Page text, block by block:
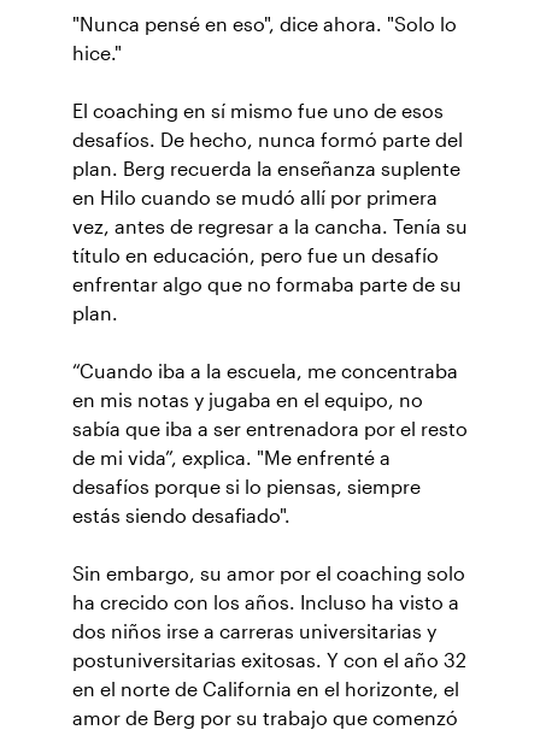
"Nunca pensé en eso", dice ahora. "Solo lo
hice."
El coaching en sí mismo fue uno de esos
desafíos. De hecho, nunca formó parte del
plan. Berg recuerda la enseñanza suplente
en Hilo cuando se mudó allí por primera
vez, antes de regresar a la cancha. Tenía su
título en educación, pero fue un desafío
enfrentar algo que no formaba parte de su
plan.
“Cuando iba a la escuela, me concentraba
en mis notas y jugaba en el equipo, no
sabía que iba a ser entrenadora por el resto
de mi vida”, explica. "Me enfrenté a
desafíos porque si lo piensas, siempre
estás siendo desafiado".
Sin embargo, su amor por el coaching solo
ha crecido con los años. Incluso ha visto a
dos niños irse a carreras universitarias y
postuniversitarias exitosas. Y con el año 32
en el norte de California en el horizonte, el
amor de Berg por su trabajo que comenzó